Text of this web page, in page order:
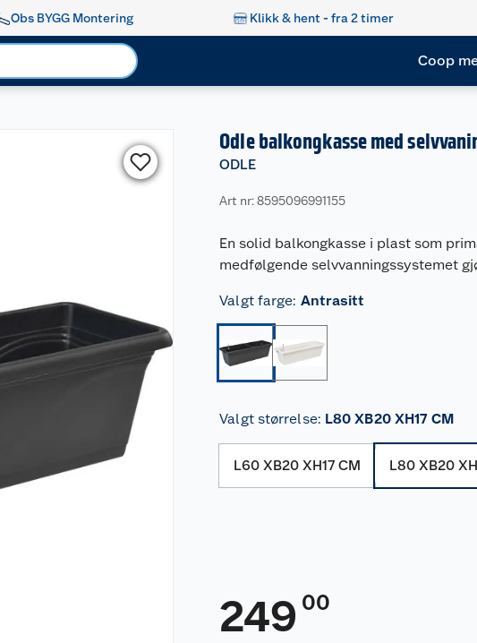
Obs BYGG Montering Klikk & hent - fra 2 timer
Coop
Odle balkongkasse med
ODLE
Art nr: 8595096991155
En solid balkongkasse i plast som
medfølgende selvvanningssystemet
Valgt farge: Antrasitt
Valgt størrelse: L80 XB20 XH17 CM
L60 XB20 XH17 CM L80 XB20
249 00